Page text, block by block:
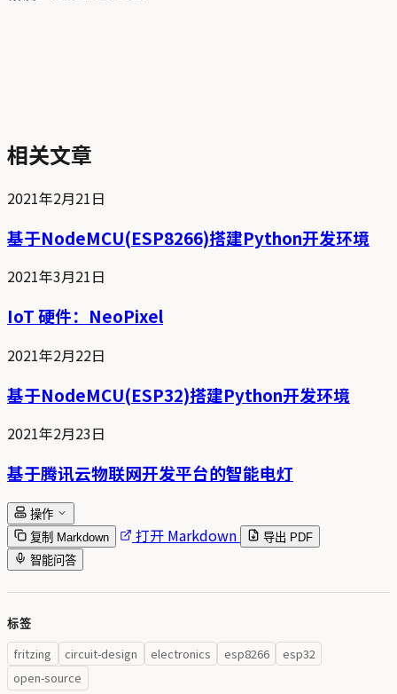
相关文章
2021年2月21日
基于NodeMCU(ESP8266)搭建Python开发环境
2021年3月21日
IoT 硬件：NeoPixel
2021年2月22日
基于NodeMCU(ESP32)搭建Python开发环境
2021年2月23日
基于腾讯云物联网开发平台的智能电灯
操作
复制 Markdown
打开 Markdown
导出 PDF
智能问答
标签
fritzing circuit-design electronics esp8266
esp32
open-source